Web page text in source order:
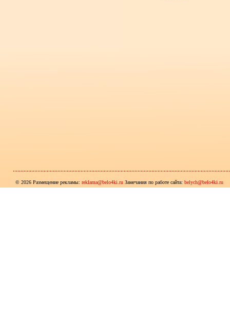
© 2026 Размещение рекламы: reklama@belo4ki.ru Замечания по работе сайта: belych@belo4ki.ru